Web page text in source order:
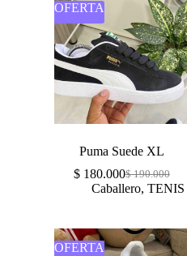
OFERTA
Puma Suede XL
$190.000
$180.000
Caballero, TENIS
OFERTA